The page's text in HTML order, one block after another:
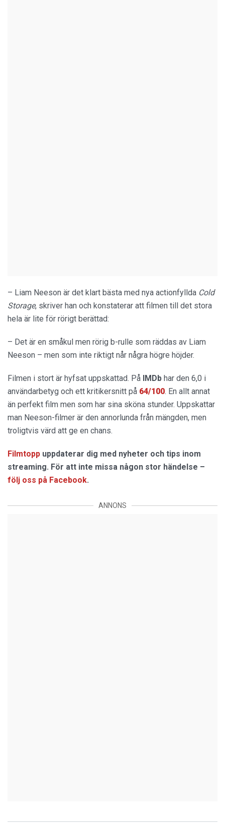
– Liam Neeson är det klart bästa med nya actionfyllda Cold
Storage, skriver han och konstaterar att filmen till det stora
hela är lite för rörigt berättad:
– Det är en småkul men rörig b-rulle som räddas av Liam
Neeson – men som inte riktigt når några högre höjder.
Filmen i stort är hyfsat uppskattad. På IMDb har den 6,0 i
användarbetyg och ett kritikersnitt på 64/100. En allt annat
än perfekt film men som har sina sköna stunder. Uppskattar
man Neeson-filmer är den annorlunda från mängden, men
troligtvis värd att ge en chans.
Filmtopp uppdaterar dig med nyheter och tips inom
streaming. För att inte missa någon stor händelse –
följ oss på Facebook.
ANNONS